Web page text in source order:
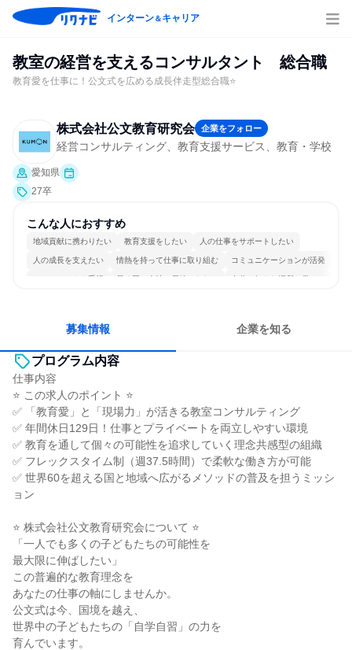
インターン＆キャリア
教室の経営を支えるコンサルタント 総合職
教育愛を仕事に！公文式を広める成長伴走型総合職⭐
株式会社公文教育研究会 企業をフォロー
経営コンサルティング、教育支援サービス、教育・学校
愛知県
27卒
こんな人におすすめ
地域貢献に携わりたい 教育支援をしたい 人の仕事をサポートしたい
人の成長を支えたい 情熱を持って仕事に取り組む コミュニケーションが活発
チームワークを重視 長く同じ会社に居続けられる 自分の好きな場所で働ける
募集情報 企業を知る
プログラム内容
仕事内容
⭐ この求人のポイント ⭐
✅ 「教育愛」と「現場力」が活きる教室コンサルティング
✅ 年間休日129日！仕事とプライベートを両立しやすい環境
✅ 教育を通して個々の可能性を追求していく理念共感型の組織
✅ フレックスタイム制（週37.5時間）で柔軟な働き方が可能
✅ 世界60を超える国と地域へ広がるメソッドの普及を担うミッシ
ョン
⭐ 株式会社公文教育研究会について ⭐
「一人でも多くの子どもたちの可能性を
最大限に伸ばしたい」
この普遍的な教育理念を
あなたの仕事の軸にしませんか。
公文式は今、国境を越え、
世界中の子どもたちの「自学自習」の力を
育んでいます。